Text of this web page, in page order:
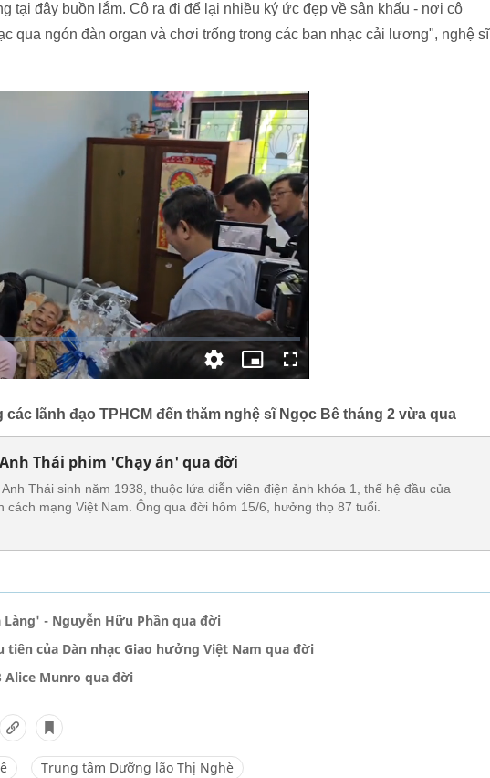
tại đây buồn lắm. Cô ra đi để lại nhiều ký ức đẹp về sân khấu - nơi cô
qua ngón đàn organ và chơi trống trong các ban nhạc cải lương", nghệ sĩ
các lãnh đạo TPHCM đến thăm nghệ sĩ Ngọc Bê tháng 2 vừa qua
Thái phim 'Chạy án' qua đời
Thái sinh năm 1938, thuộc lứa diễn viên điện ảnh khóa 1, thế hệ đầu của
cách mạng Việt Nam. Ông qua đời hôm 15/6, hưởng thọ 87 tuổi.
- Nguyễn Hữu Phần qua đời
tiên của Dàn nhạc Giao hưởng Việt Nam qua đời
Alice Munro qua đời
Trung tâm Dưỡng lão Thị Nghè